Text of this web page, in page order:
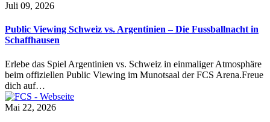
Juli 09, 2026
Public Viewing Schweiz vs. Argentinien – Die Fussballnacht in
Schaffhausen
Erlebe das Spiel Argentinien vs. Schweiz in einmaliger Atmosphäre
beim offiziellen Public Viewing im Munotsaal der FCS Arena.Freue
dich auf…
Mai 22, 2026